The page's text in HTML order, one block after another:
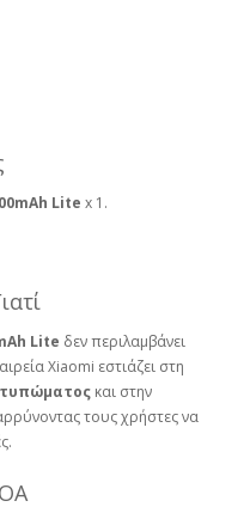
Lite x 1.
Lite δεν περιλαμβάνει
Xiaomi εστιάζει στη
και στην
τους χρήστες να